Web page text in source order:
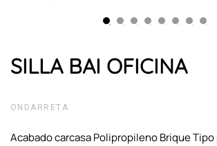
SILLA BAI OFICINA
ONDARRETA
Acabado carcasa Polipropileno Brique